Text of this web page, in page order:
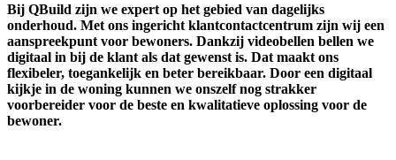
Bij QBuild zijn we expert op het gebied van dagelijks
onderhoud. Met ons ingericht klantcontactcentrum zijn wij een
aanspreekpunt voor bewoners. Dankzij videobellen bellen we
digitaal in bij de klant als dat gewenst is. Dat maakt ons
flexibeler, toegankelijk en beter bereikbaar. Door een digitaal
kijkje in de woning kunnen we onszelf nog strakker
voorbereider voor de beste en kwalitatieve oplossing voor de
bewoner.